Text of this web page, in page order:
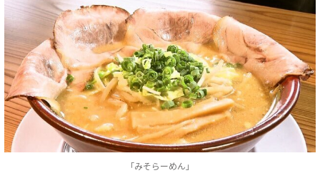
「みそらーめん」